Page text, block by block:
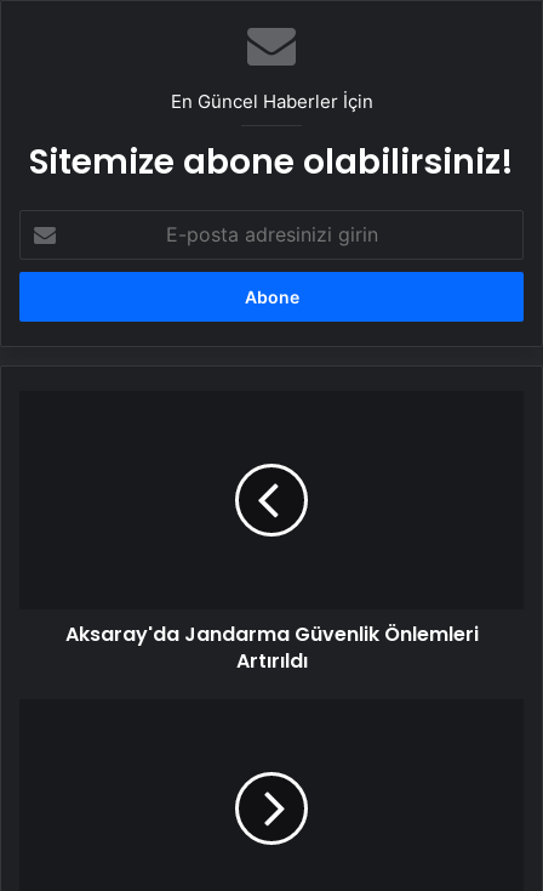
En Güncel Haberler İçin
Sitemize abone olabilirsiniz!
posta
adresinizi
Aksaray'da Jandarma Güvenlik Önlemleri
Artırıldı